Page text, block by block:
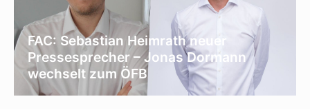
FAC: Sebastian Heimrath neuer
Pressesprecher – Jonas Dormann
wechselt zum ÖFB